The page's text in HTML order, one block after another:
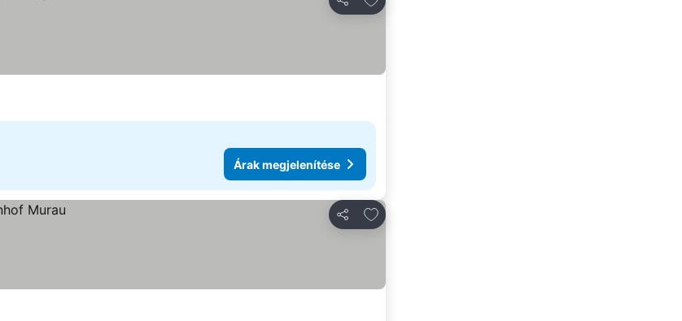
Megosztás
Árak megjelenítése
Megosztás
Hozzáadás a kedvencekhez